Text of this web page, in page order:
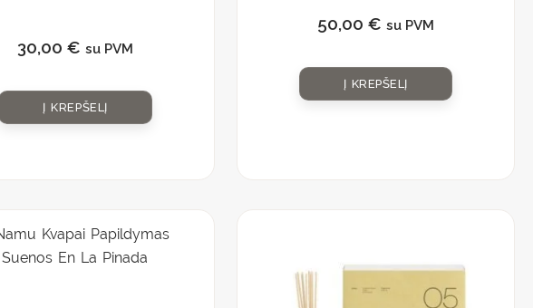
Yuan”
30,00 € su PVM
Į KREPŠELĮ
50,00 € su PVM
Į KREPŠELĮ